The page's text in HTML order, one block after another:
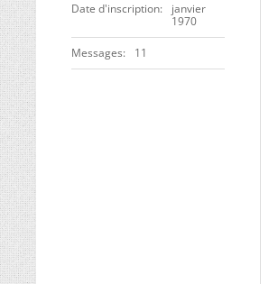
Date d'inscription
janvier
1970
Messages 11